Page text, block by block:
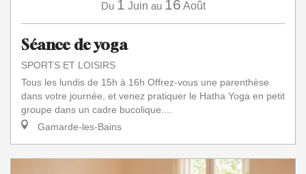
Du 1 Juin au 16 Août
Séance de yoga
SPORTS ET LOISIRS
Tous les lundis de 15h à 16h Offrez-vous une parenthèse
dans votre journée, et venez pratiquer le Hatha Yoga en petit
groupe dans un cadre bucolique....
Gamarde-les-Bains